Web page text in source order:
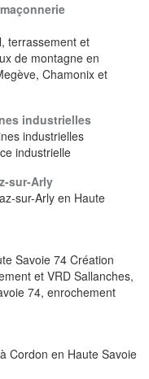
terrassement et
de montagne en
Chamonix et
industrielles
industrielles
industrielle
sur-Arly
sur-Arly en Haute
Savoie 74 Création
et VRD Sallanches,
74, enrochement
Cordon en Haute Savoie